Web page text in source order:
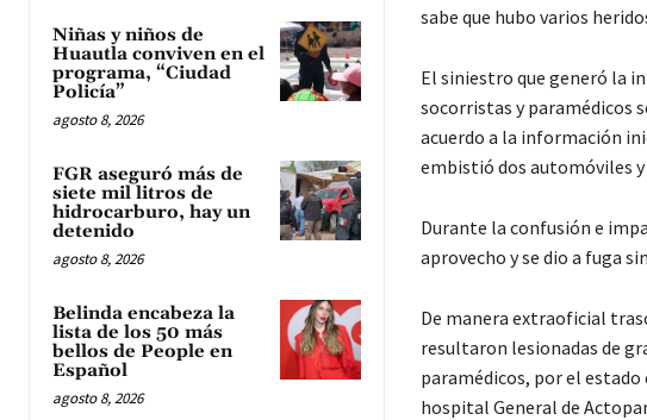
Niñas y niños de
Huautla conviven en el
programa, “Ciudad
Policía”
agosto 8, 2026
FGR aseguró más de
siete mil litros de
hidrocarburo, hay un
detenido
agosto 8, 2026
Belinda encabeza la
lista de los 50 más
bellos de People en
Español
agosto 8, 2026
sabe que hubo varios
El siniestro que generó la
socorristas y paramédicos
acuerdo a la información
embistió dos automóviles
Durante la confusión e
aprovecho y se dio a fuga
De manera extraoficial
resultaron lesionadas de
paramédicos, por el
hospital General de